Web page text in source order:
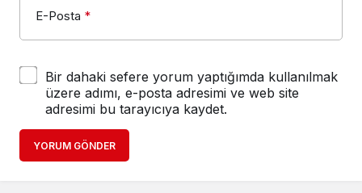
E-Posta *
Bir dahaki sefere yorum yaptığımda kullanılmak
üzere adımı, e-posta adresimi ve web site
adresimi bu tarayıcıya kaydet.
YORUM GÖNDER